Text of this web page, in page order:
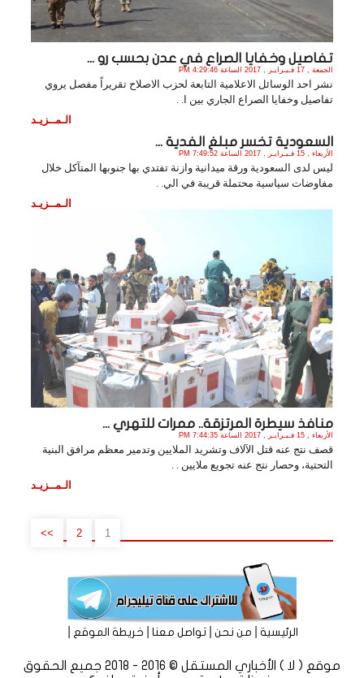
تفاصيل وخفايا الصراع في عدن بحسب رو ...
الجمعة , 17 فـبـرايـر , 2017 الساعة 4:29:46 PM
نشر احد الوسائل الاعلامية التابعة لحزب الاصلاح تقريراً مفصل يروي
تفاصيل وخفايا الصراع الجاري بين ا. .
الـمــزيـد
السعودية تخسر مبلغ الفدية ...
الأربعاء , 15 فـبـرايـر , 2017 الساعة 7:49:52 PM
ليس لدى السعودية ورقة ميدانية وازنة تفتدي بها جنوبها المتآكل خلال
مفاوضات سياسية محتملة قريبة في الي. .
الـمــزيـد
منافذ سيطرة المرتزقة.. ممرات للتهري ...
الأربعاء , 15 فـبـرايـر , 2017 الساعة 7:44:35 PM
قصف نتج عنه قتل الآلاف وتشريد الملايين وتدمير معظم مرافق البنية
التحتية، وحصار نتج عنه تجويع ملايين . .
الـمــزيـد
1
2
>>
الرئيسية|من نحن|تواصل معنا|خريطة الموقع
موقع ( لا ) الأخباري المستقل © 2016 - 2018 جميع الحقوق